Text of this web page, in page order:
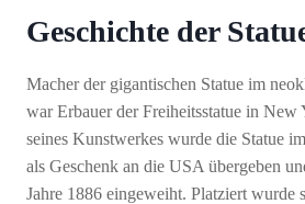
Geschichte der
Macher der gigantischen Statue im
war Erbauer der Freiheitsstatue in
seines Kunstwerkes wurde die Statue
als Geschenk an die USA übergeben
Jahre 1886 eingeweiht. Platziert wurde